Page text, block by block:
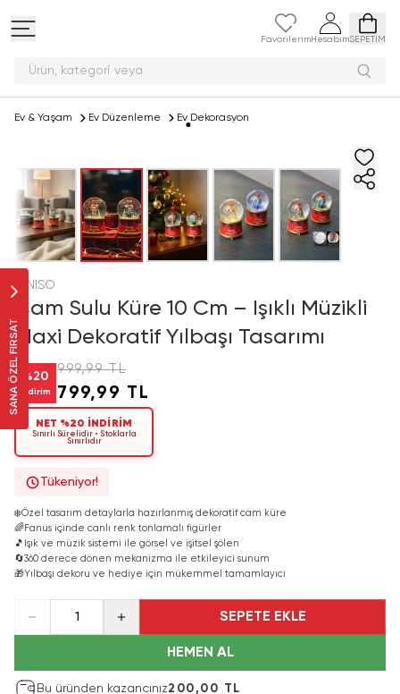
Favorilerim HesabımSEPETİM
Ürün, kategor
SANA ÖZEL FIRSAT
Ev & Yaşam Ev Düzenleme Ev Dekorasyon
MINISO
Cam Sulu Küre 10 Cm – Işıklı Müzikli
Maxi Dekoratif Yılbaşı Tasarımı
%20
İndirim
999,99 TL
799,99 TL
NET %20 İNDİRİM
Sınırlı Sürelidir • Stoklarla
Sınırlıdır
Tükeniyor!
❄️Özel tasarım detaylarla hazırlanmış dekoratif cam küre
🌈Fanus içinde canlı renk tonlamalı figürler
🎵 Işık ve müzik sistemi ile görsel ve işitsel şölen
🔄360 derece dönen mekanizma ile etkileyici sunum
🎁Yılbaşı dekoru ve hediye için mükemmel tamamlayıcı
1 SEPETE EKLE
HEMEN AL
Bu üründen kazancınız200,00 TL